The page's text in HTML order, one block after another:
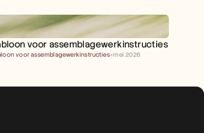
voor assemblagewerkinstructies
voor assemblagewerkinstructies●mei 2026